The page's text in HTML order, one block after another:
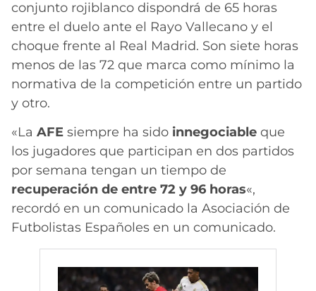
conjunto rojiblanco dispondrá de 65 horas
entre el duelo ante el Rayo Vallecano y el
choque frente al Real Madrid. Son siete horas
menos de las 72 que marca como mínimo la
normativa de la competición entre un partido
y otro.
«La AFE siempre ha sido innegociable que
los jugadores que participan en dos partidos
por semana tengan un tiempo de
recuperación de entre 72 y 96 horas«,
recordó en un comunicado la Asociación de
Futbolistas Españoles en un comunicado.